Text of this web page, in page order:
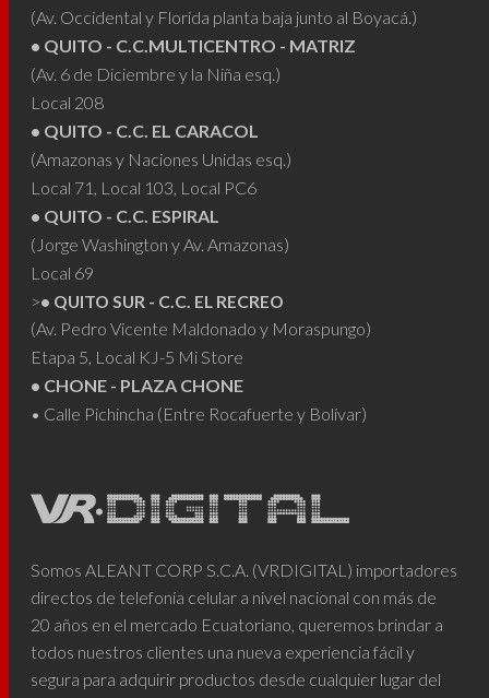
la
página
producto
(Av. Occidental y Florida planta baja junto al Boyacá.)
• QUITO - C.C.MULTICENTRO - MATRIZ
(Av. 6 de Diciembre y la Niña esq.)
Local 208
• QUITO - C.C. EL CARACOL
(Amazonas y Naciones Unidas esq.)
Local 71, Local 103, Local PC6
• QUITO - C.C. ESPIRAL
(Jorge Washington y Av. Amazonas)
Local 69
>• QUITO SUR - C.C. EL RECREO
(Av. Pedro Vicente Maldonado y Moraspungo)
Etapa 5, Local KJ-5 Mi Store
• CHONE - PLAZA CHONE
• Calle Pichincha (Entre Rocafuerte y Bolívar)
Somos ALEANT CORP S.C.A. (VRDIGITAL) importadores
directos de telefonía celular a nivel nacional con más de
20 años en el mercado Ecuatoriano, queremos brindar a
todos nuestros clientes una nueva experiencia fácil y
segura para adquirir productos desde cualquier lugar del